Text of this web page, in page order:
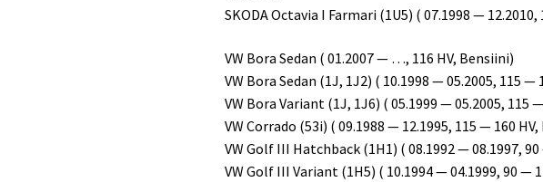
SKODA Octavia I Farmari (1U5) ( 07.1998 —
VW Bora Sedan ( 01.2007 — …, 116 HV, Bensiini)
VW Bora Sedan (1J, 1J2) ( 10.1998 — 05.2005, 115 —
VW Bora Variant (1J, 1J6) ( 05.1999 — 05.2005, 115
VW Corrado (53i) ( 09.1988 — 12.1995, 115 — 160
VW Golf III Hatchback (1H1) ( 08.1992 — 08.1997,
VW Golf III Variant (1H5) ( 10.1994 — 04.1999, 90 —